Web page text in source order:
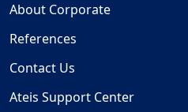
About Corporate
References
Contact Us
Ateis Support Center